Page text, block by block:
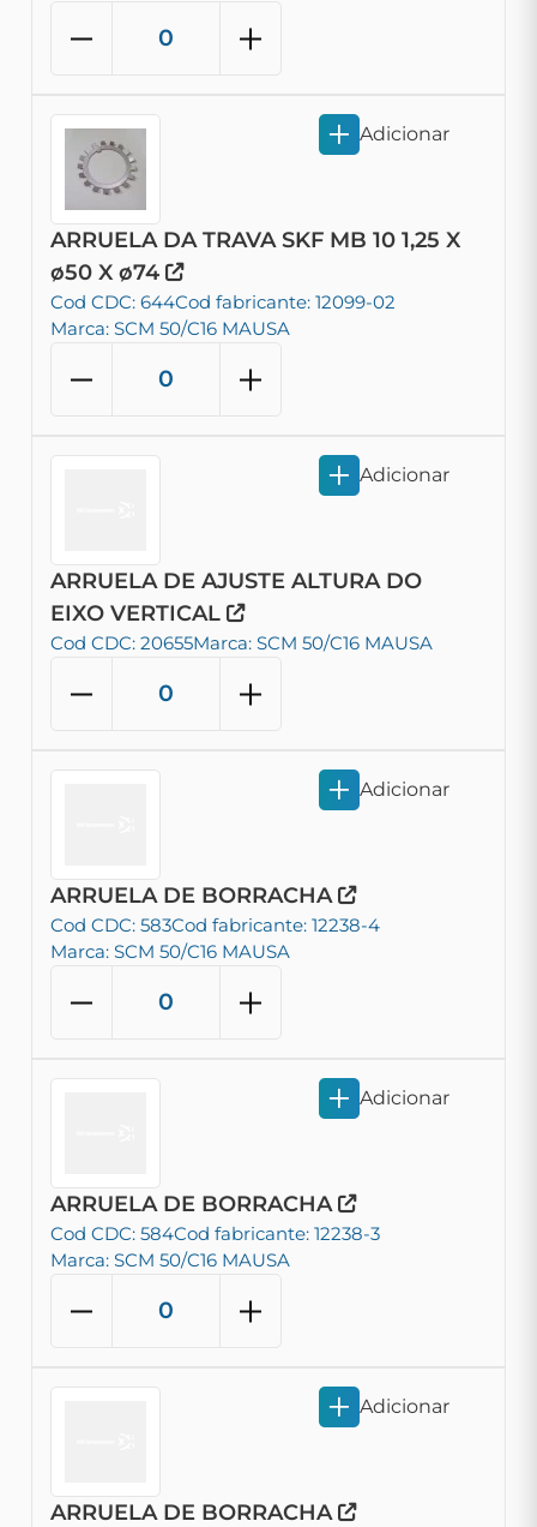
ARRUELA DA TRAVA SKF MB 10 1,25 X
ø50 X ø74
Cod CDC: 644Cod fabricante: 12099-02
Marca: SCM 50/C16 MAUSA
Adicionar
ARRUELA DE AJUSTE ALTURA DO
EIXO VERTICAL
Cod CDC: 20655Marca: SCM 50/C16 MAUSA
Adicionar
ARRUELA DE BORRACHA
Cod CDC: 583Cod fabricante: 12238-4
Marca: SCM 50/C16 MAUSA
Adicionar
ARRUELA DE BORRACHA
Cod CDC: 584Cod fabricante: 12238-3
Marca: SCM 50/C16 MAUSA
Adicionar
ARRUELA DE BORRACHA
Adicionar